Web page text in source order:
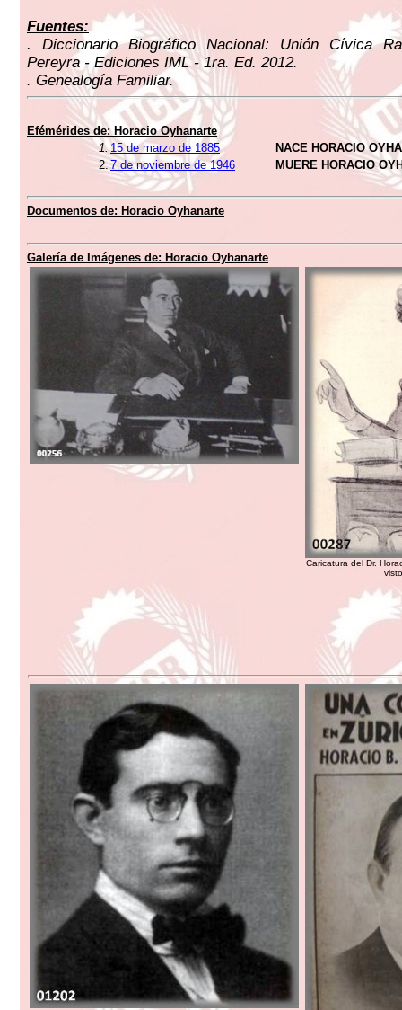
Fuentes:
. Diccionario Biográfico Nacional: Unión Cívica
Pereyra - Ediciones IML - 1ra. Ed. 2012.
. Genealogía Familiar.
Efémérides de: Horacio Oyhanarte
1.15 de marzo de 1885
NACE HORACIO
2.7 de noviembre de 1946 MUERE HORACIO
Documentos de: Horacio Oyhanarte
Galería de Imágenes de: Horacio Oyhanarte
Caricatura del Dr.